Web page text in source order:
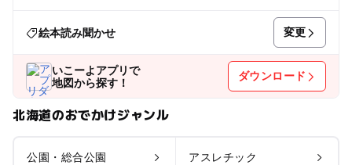
絵本読み聞かせ 変更
いこーよアプリで
地図から探す！
ダウンロード
北海道のおでかけジャンル
公園・総合公園 アスレチック